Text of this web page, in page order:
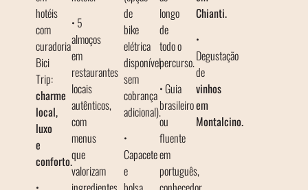
hotéis
com
curadoria
Bici
Trip:
charme
local,
luxo
e
conforto.
• 5
almoços
em
restaurantes
locais
autênticos,
com
menus
que
valorizam
de
bike
elétrica
disponível
sem
cobrança
adicional).
•
Capacete
e
longo
de
todo o
percurso.
• Guia
brasileiro
ou
fluente
em
português,
Chianti.
•
Degustação
de
vinhos
em
Montalcino.